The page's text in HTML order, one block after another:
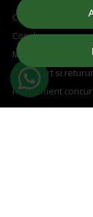
Cum cumpar
Cosul meu
Metode de plata
Transport si
Regulament